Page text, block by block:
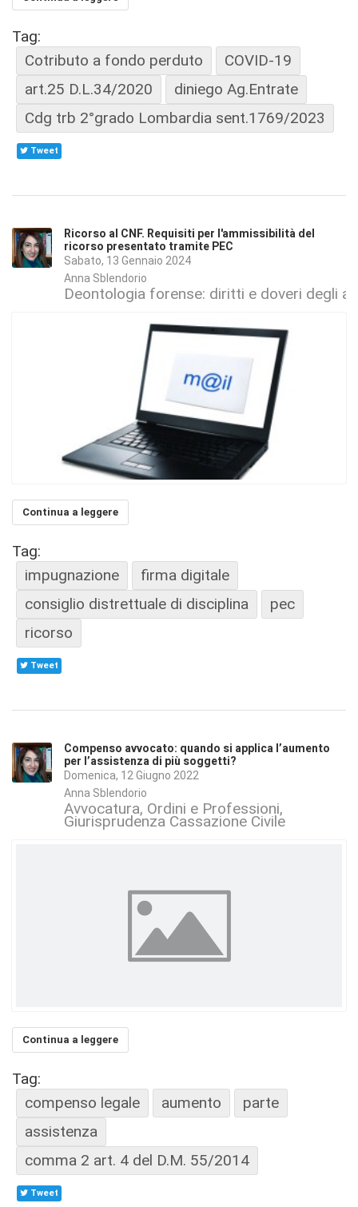
Tag:
Cotributo a fondo perduto
COVID-19
art.25 D.L.34/2020
diniego Ag.Entrate
Cdg trb 2°grado Lombardia sent.1769/2023
Tweet
Ricorso al CNF. Requisiti per l'ammissibilità del
ricorso presentato tramite PEC
Sabato, 13 Gennaio 2024
Anna Sblendorio
Deontologia forense: diritti e doveri degli
Continua a leggere
Tag:
impugnazione
firma digitale
consiglio distrettuale di disciplina
pec
ricorso
Tweet
Compenso avvocato: quando si applica l’aumento
per l’assistenza di più soggetti?
Domenica, 12 Giugno 2022
Anna Sblendorio
Avvocatura, Ordini e Professioni
Giurisprudenza Cassazione Civile
Continua a leggere
Tag:
compenso legale
aumento
parte
assistenza
comma 2 art. 4 del D.M. 55/2014
Tweet